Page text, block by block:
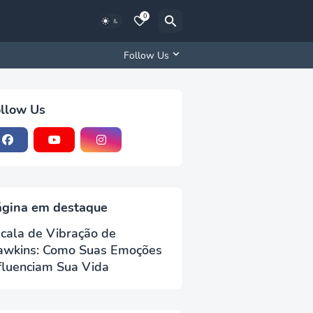
0
Follow Us
Us
em destaque
de Vibração de
Como Suas Emoções
Sua Vida